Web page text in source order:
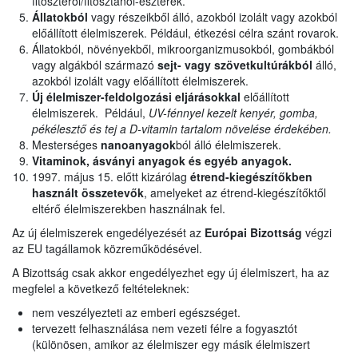
Állatokból vagy részeikből álló, azokból izolált vagy azokból
előállított élelmiszerek. Például, étkezési célra szánt rovarok.
Állatokból, növényekből, mikroorganizmusokból, gombákból
vagy algákból származó sejt- vagy szövetkultúrákból álló,
azokból izolált vagy előállított élelmiszerek.
Új élelmiszer-feldolgozási eljárásokkal előállított
élelmiszerek. Például, UV-fénnyel kezelt kenyér, gomba,
pékélesztő és tej a D-vitamin tartalom növelése érdekében.
Mesterséges nanoanyagokból álló élelmiszerek.
Vitaminok, ásványi anyagok és egyéb anyagok.
1997. május 15. előtt kizárólag étrend-kiegészítőkben
használt összetevők, amelyeket az étrend-kiegészítőktől
eltérő élelmiszerekben használnak fel.
Az új élelmiszerek engedélyezését az Európai Bizottság végzi
az EU tagállamok közreműködésével.
A Bizottság csak akkor engedélyezhet egy új élelmiszert, ha az
megfelel a következő feltételeknek:
nem veszélyezteti az emberi egészséget.
tervezett felhasználása nem vezeti félre a fogyasztót
(különösen, amikor az élelmiszer egy másik élelmiszert